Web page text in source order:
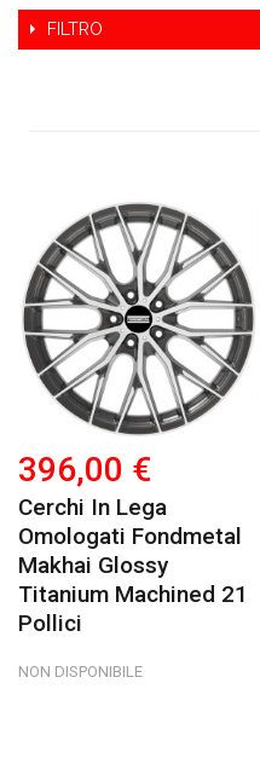
FILTRO
396,00 €
Cerchi In Lega
Omologati Fondmetal
Makhai Glossy
Titanium Machined 21
Pollici
NON DISPONIBILE